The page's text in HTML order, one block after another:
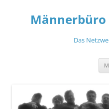
springenMännerbüro
Das